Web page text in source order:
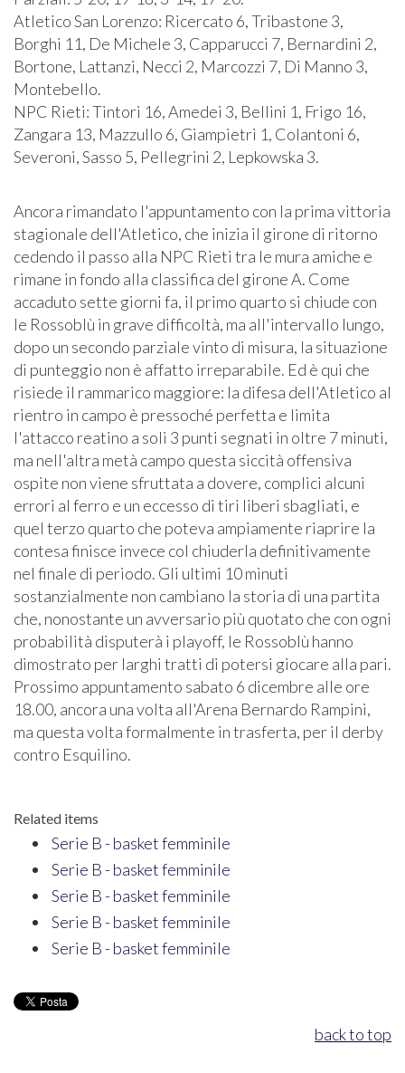
Atletico San Lorenzo: Ricercato 6, Tribastone 3,
Borghi 11, De Michele 3, Capparucci 7, Bernardini 2,
Bortone, Lattanzi, Necci 2, Marcozzi 7, Di Manno 3,
Montebello.
NPC Rieti: Tintori 16, Amedei 3, Bellini 1, Frigo 16,
Zangara 13, Mazzullo 6, Giampietri 1, Colantoni 6,
Severoni, Sasso 5, Pellegrini 2, Lepkowska 3.
Ancora rimandato l'appuntamento con la prima vittoria
stagionale dell'Atletico, che inizia il girone di ritorno
cedendo il passo alla NPC Rieti tra le mura amiche e
rimane in fondo alla classifica del girone A. Come
accaduto sette giorni fa, il primo quarto si chiude con
le Rossoblù in grave difficoltà, ma all'intervallo lungo,
dopo un secondo parziale vinto di misura, la situazione
di punteggio non è affatto irreparabile. Ed è qui che
risiede il rammarico maggiore: la difesa dell'Atletico al
rientro in campo è pressoché perfetta e limita
l'attacco reatino a soli 3 punti segnati in oltre 7 minuti,
ma nell'altra metà campo questa siccità offensiva
ospite non viene sfruttata a dovere, complici alcuni
errori al ferro e un eccesso di tiri liberi sbagliati, e
quel terzo quarto che poteva ampiamente riaprire la
contesa finisce invece col chiuderla definitivamente
nel finale di periodo. Gli ultimi 10 minuti
sostanzialmente non cambiano la storia di una partita
che, nonostante un avversario più quotato che con ogni
probabilità disputerà i playoff, le Rossoblù hanno
dimostrato per larghi tratti di potersi giocare alla pari.
Prossimo appuntamento sabato 6 dicembre alle ore
18.00, ancora una volta all'Arena Bernardo Rampini,
ma questa volta formalmente in trasferta, per il derby
contro Esquilino.
Related items
Serie B - basket femminile
Serie B - basket femminile
Serie B - basket femminile
Serie B - basket femminile
Serie B - basket femminile
back to top